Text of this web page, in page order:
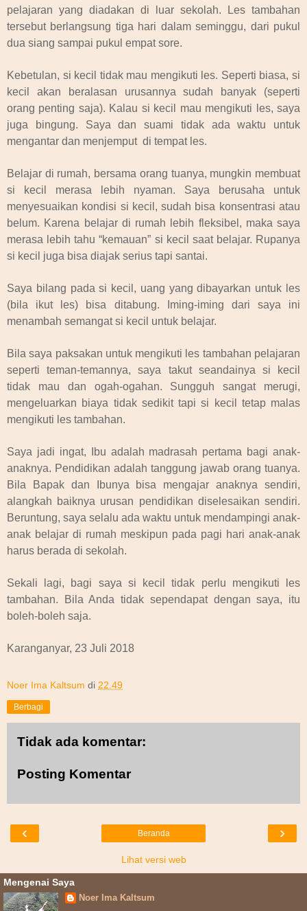
pelajaran yang diadakan di luar sekolah. Les tambahan
tersebut berlangsung tiga hari dalam seminggu, dari pukul
dua siang sampai pukul empat sore.
Kebetulan, si kecil tidak mau mengikuti les. Seperti biasa, si
kecil akan beralasan urusannya sudah banyak (seperti
orang penting saja). Kalau si kecil mau mengikuti les, saya
juga bingung. Saya dan suami tidak ada waktu untuk
mengantar dan menjemput di tempat les.
Belajar di rumah, bersama orang tuanya, mungkin membuat
si kecil merasa lebih nyaman. Saya berusaha untuk
menyesuaikan kondisi si kecil, sudah bisa konsentrasi atau
belum. Karena belajar di rumah lebih fleksibel, maka saya
merasa lebih tahu “kemauan” si kecil saat belajar. Rupanya
si kecil juga bisa diajak serius tapi santai.
Saya bilang pada si kecil, uang yang dibayarkan untuk les
(bila ikut les) bisa ditabung. Iming-iming dari saya ini
menambah semangat si kecil untuk belajar.
Bila saya paksakan untuk mengikuti les tambahan pelajaran
seperti teman-temannya, saya takut seandainya si kecil
tidak mau dan ogah-ogahan. Sungguh sangat merugi,
mengeluarkan biaya tidak sedikit tapi si kecil tetap malas
mengikuti les tambahan.
Saya jadi ingat, Ibu adalah madrasah pertama bagi anak-
anaknya. Pendidikan adalah tanggung jawab orang tuanya.
Bila Bapak dan Ibunya bisa mengajar anaknya sendiri,
alangkah baiknya urusan pendidikan diselesaikan sendiri.
Beruntung, saya selalu ada waktu untuk mendampingi anak-
anak belajar di rumah meskipun pada pagi hari anak-anak
harus berada di sekolah.
Sekali lagi, bagi saya si kecil tidak perlu mengikuti les
tambahan. Bila Anda tidak sependapat dengan saya, itu
boleh-boleh saja.
Karanganyar, 23 Juli 2018
Noer Ima Kaltsum di 22.49
Berbagi
Tidak ada komentar:
Posting Komentar
‹ ›
Beranda
Lihat versi web
Mengenai Saya
Noer Ima Kaltsum